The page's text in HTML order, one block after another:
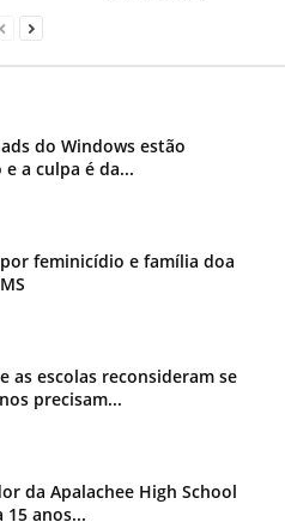
do Windows estão
a culpa é da...
feminicídio e família doa
as escolas reconsideram se
precisam...
da Apalachee High School
15 anos...